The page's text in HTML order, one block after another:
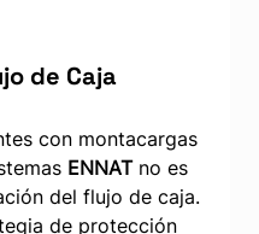
de Caja
con montacargas
ENNAT no es
del flujo de caja.
de protección